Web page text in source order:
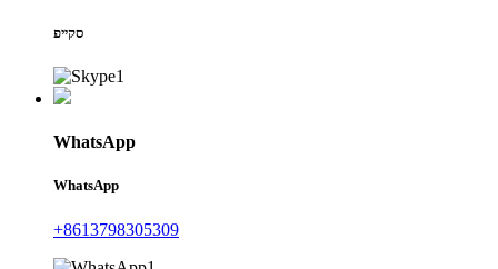
סקייפ
WhatsApp
WhatsApp
+8613798305309